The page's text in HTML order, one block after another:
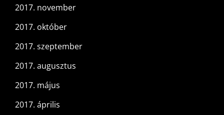
2017. november
2017. október
2017. szeptember
2017. augusztus
2017. május
2017. április